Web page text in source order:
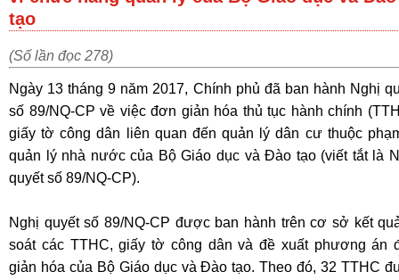
tạo
(Số lần đọc 278)
Ngày 13 tháng 9 năm 2017, Chính phủ đã ban hành Nghị
số 89/NQ-CP về việc đơn giản hóa thủ tục hành chính
giấy tờ công dân liên quan đến quản lý dân cư thuộc
quản lý nhà nước của Bộ Giáo dục và Đào tạo (viết tắt là
quyết số 89/NQ-CP).
Nghị quyết số 89/NQ-CP được ban hành trên cơ sở kết
soát các TTHC, giấy tờ công dân và đề xuất phương án
giản hóa của Bộ Giáo dục và Đào tạo. Theo đó, 32 TTHC